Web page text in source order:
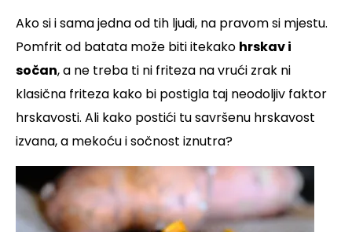
Ako si i sama jedna od tih ljudi, na pravom si mjestu.
Pomfrit od batata može biti itekako hrskav i
sočan, a ne treba ti ni friteza na vrući zrak ni
klasična friteza kako bi postigla taj neodoljiv faktor
hrskavosti. Ali kako postići tu savršenu hrskavost
izvana, a mekoću i sočnost iznutra?